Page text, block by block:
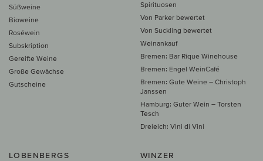
Süßweine
Bioweine
Roséwein
Subskription
Gereifte Weine
Große Gewächse
Gutscheine
Spirituosen
Von Parker bewertet
Von Suckling bewertet
Weinankauf
Bremen: Bar Rique Winehouse
Bremen: Engel WeinCafé
Bremen: Gute Weine – Christoph
Janssen
Hamburg: Guter Wein – Torsten
Tesch
Dreieich: Vini di Vini
LOBENBERGS WINZER